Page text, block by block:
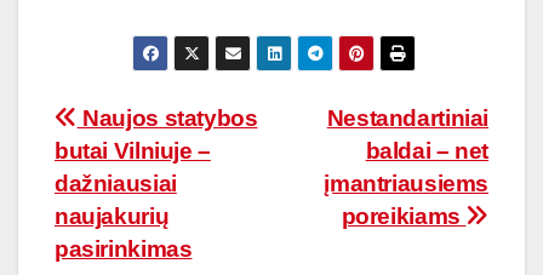
Navigacija
tarp
įrašų
Nestandartiniai
baldai – net
įmantriausiems
poreikiams
Naujos statybos
butai Vilniuje –
dažniausiai
naujakurių
pasirinkimas